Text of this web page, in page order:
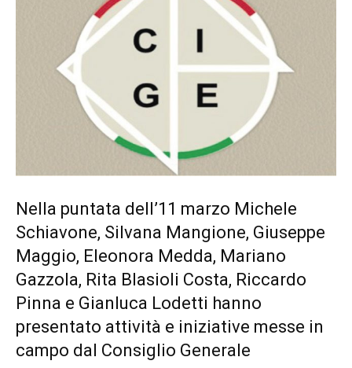
Nella puntata dell’11 marzo Michele
Schiavone, Silvana Mangione, Giuseppe
Maggio, Eleonora Medda, Mariano
Gazzola, Rita Blasioli Costa, Riccardo
Pinna e Gianluca Lodetti hanno
presentato attività e iniziative messe in
campo dal Consiglio Generale